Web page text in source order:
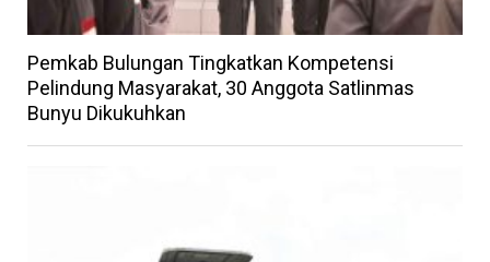
Pemkab Bulungan Tingkatkan Kompetensi
Pelindung Masyarakat, 30 Anggota Satlinmas
Bunyu Dikukuhkan